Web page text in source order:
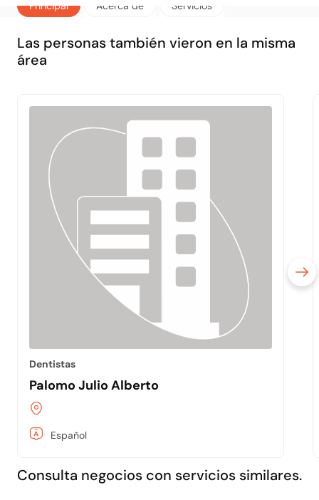
Principal Acerca de Servicios
Las personas también vieron en la misma
área
Dentistas
Palomo Julio Alberto
Español
Consulta negocios con servicios similares.